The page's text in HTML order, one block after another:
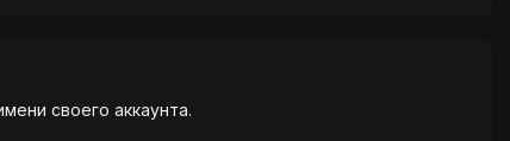
своего аккаунта.